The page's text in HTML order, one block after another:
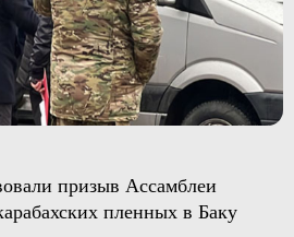
призыв Ассамблеи
пленных в Баку